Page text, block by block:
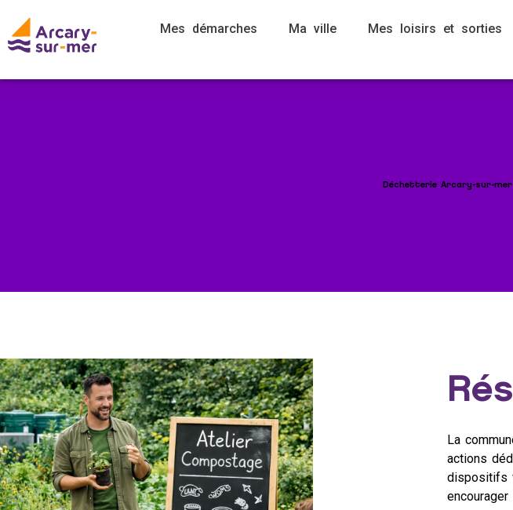
Mes démarches Ma ville Mes loisirs et sorties
Déchetterie Arcary-sur-mer
La
actions
dispositifs